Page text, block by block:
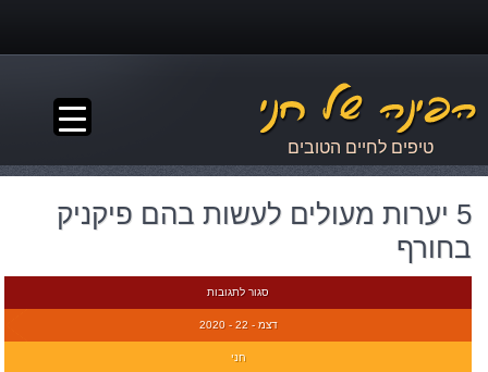
טיפים לחיים הטובים
5 יערות מעולים לעשות בהם פיקניק
בחורף
סגור לתגובות
דצמ - 22 - 2020
חני